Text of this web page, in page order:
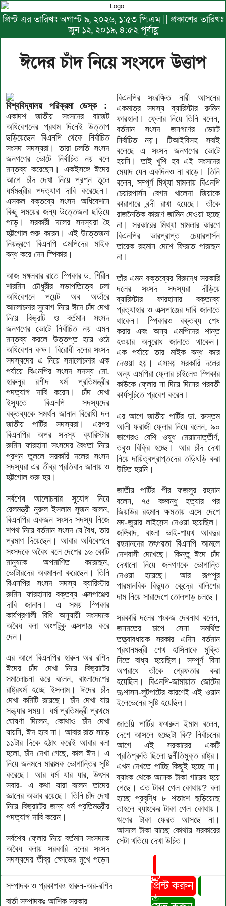
প্রিন্ট এর তারিখঃ অগাস্ট ৯, ২০২৬, ১:৫৩ পি.এম || প্রকাশের তারিখঃ
জুন ১২, ২০১৯, ৪:৫২ পূর্বাহ্ণ
ঈদের চাঁদ নিয়ে সংসদে উত্তাপ
বিশ্ববিদ্যালয় পরিক্রমা ডেস্ক :
একাদশ জাতীয় সংসদের বাজেট
অধিবেশনের প্রথম দিনেই উত্তাপ
ছড়িয়েছেন বিএনপি থেকে নির্বাচিত
সংসদ সদস্যরা। তারা চলতি সংসদ
জনগণের ভোটে নির্বাচিত নয় বলে
মন্তব্য করেছেন। একইসঙ্গে ঈদের
আগে চাঁদ দেখা নিয়ে প্রশ্ন তুলে
ধর্মমন্ত্রীর পদত্যাগ দাবি করেছেন।
এসকল বক্তব্যে সংসদ অধিবেশনে
কিছু সময়ের জন্য উত্তেজনা ছড়িয়ে
পড়ে। সরকারী দলের সদস্যরা হৈ
হট্টগোল শুরু করেন। এই উত্তেজনা
নিয়ন্ত্রণে বিএনপি এমপিদের মাইক
বন্ধ করে দেন স্পিকার।
আজ মঙ্গলবার রাতে স্পিকার ড. শিরীন
শারমিন চৌধুরীর সভাপতিত্বে চলা
অধিবেশনে পয়েন্ট অব অর্ডারে
আলোচনার সুযোগ নিয়ে ঈদে চাঁদ দেখা
নিয়ে বিভ্রাট ও বর্তমান সংসদ
জনগণের ভোটে নির্বাচিত নয় এমন
মন্তব্য করলে উত্তপ্ত হয়ে ওঠে
অধিবেশন কক্ষ। বিরোধী দলের সংসদ
সদস্যদের এ নিয়ে সমালোচনার এক
পর্যায়ে বিএনপির সংসদ সদস্য মো.
হারুনুর রশীদ ধর্ম প্রতিমন্ত্রীর
পদত্যাগ দাবি করেন। চাঁদ দেখা
ইস্যুতে বিএনপি সদস্যদের
বক্তব্যকে সমর্থন জানান বিরোধী দল
জাতীয় পার্টির সদস্যরা। এরপর
বিএনপির অপর সদস্য ব্যারিস্টার
রুমিন ফারহানা সংসদের বৈধতা নিয়ে
প্রশ্ন তুললে সরকারি দলের সংসদ
সদস্যরা এর তীব্র প্রতিবাদ জানায় ও
হট্টগোল শুরু হয়।
সর্বশেষ আলোচনার সুযোগ নিয়ে
রেলমন্ত্রী নুরুল ইসলাম সুজন বলেন,
বিএনপির একজন সংসদ সদস্য নিজে
শপথ নিয়ে বর্তমান সংসদ যে বৈধ, তার
প্রমাণ দিয়েছেন। আবার অধিবেশনে
সংসদকে অবৈধ বলে দেশের ১৬ কোটি
মানুষকে অপমাণিত করেছেন,
ভোটারদের অবমাননা করেছেন। তিনি
বিএনপির সংসদ সদস্য ব্যারিস্টার
রুমিন ফারহানার বক্তব্য এক্সপাঞ্জের
দাবি জানান। এ সময় স্পিকার
কার্যপ্রণালী বিধি অনুযায়ী সংসদকে
অবৈধ বলা অংশটুকু এক্সপাঞ্জ করে
দেন।
এর আগে বিএনপির হারুন অর রশিদ
ঈদের চাঁদ দেখা নিয়ে বিভ্রাটের
সমালোচনা করে বলেন, বাংলাদেশের
রাষ্ট্রধর্ম হচ্ছে ইসলাম। ঈদের চাঁদ
দেখা কমিটি রয়েছে। চাঁদ দেখা যায়
সন্ধ্যার সময়। ধর্ম প্রতিমন্ত্রী প্রথমে
ঘোষণা দিলেন, কোথাও চাঁদ দেখা
যায়নি, ঈদ হবে না। আবার রাত সাড়ে
১১টার দিকে হঠাৎ করেই আবার বলা
হলো, চাঁদ দেখা গেছে, কাল ঈদ। এ
নিয়ে জনমনে মারাত্মক ভোগান্তির সৃষ্টি
করেছে। আর ধর্ম যার যার, উৎসব
সবার- এ কথা যারা বলেন তাদের
জ্ঞানের অভাব রয়েছে। তিনি চাঁদ দেখা
নিয়ে বিভ্রাটের জন্য ধর্ম প্রতিমন্ত্রীর
পদত্যাগ দাবি করেন।
সর্বশেষ ফ্লোর নিয়ে বর্তমান সংসদকে
অবৈধ বলায় সরকারি দলের সংসদ
সদস্যদের তীব্র ক্ষোভের মুখে পড়েন
বিএনপির সংরক্ষিত নারী আসনের
একমাত্র সদস্য ব্যারিস্টার রুমিন
ফারহানা। ফ্লোর নিয়ে তিনি বলেন,
বর্তমান সংসদ জনগণের ভোটে
নির্বাচিত নয়। টিআইবিসহ সবাই
বলেছে এ সংসদ জনগণের ভোটে
হয়নি। তাই খুশি হব এই সংসদের
মেয়াদ যেন একদিনও না বাড়ে। তিনি
বলেন, সম্পূর্ণ মিথ্যা মামলায় বিএনপি
চেয়ারপার্সন বেগম খালেদা জিয়াকে
কারাগারে বন্দী রাখা হয়েছে। তাঁকে
রাজনৈতিক কারণে জামিন দেওয়া হচ্ছে
না। সরকারের মিথ্যা মামলার কারণে
বিএনপির ভারপ্রাপ্ত চেয়ারপার্সন
তারেক রহমান দেশে ফিরতে পারছেন
না।
তাঁর এমন বক্তব্যের বিরুদ্ধে সরকারি
দলের সংসদ সদস্যরা দাঁড়িয়ে
ব্যারিস্টার ফারহানার বক্তব্যে
প্রত্যাহার ও এক্সপাঞ্জের দাবি জানাতে
থাকেন। স্পিকারও বক্তব্য শেষ
করার এবং অন্য এমপিদের শান্ত
হওয়ার অনুরোধ জানাতে থাকেন।
এক পর্যায়ে তার মাইক বন্ধ করে
দেওয়া হয়। এসময় সরকারি দলের
অন্য এমপিরা ফ্লোর চাইলেও স্পিকার
কাউকে ফ্লোর না দিয়ে দিনের পরবর্তী
কার্যসূচিতে প্রবেশ করেন।
এর আগে জাতীয় পার্টির ডা. রুস্তম
আলী ফরাজী ফ্লোর নিয়ে বলেন, ৯০
ভাগেরও বেশি ওষুধ মেয়াদোত্তীর্ণ,
তবুও বিক্রি হচ্ছে। আর চাঁদ দেখা
নিয়ে দায়িত্বপ্রাপ্তদের তড়িঘড়ি করা
উচিত হয়নি।
জাতীয় পার্টির পীর ফজলুর রহমান
বলেন, ৭৫ বঙ্গবন্ধু হত্যার পর
জিয়াউর রহমান ক্ষমতায় এসে দেশে
মদ-জুয়ার লাইসেন্স দেওয়া হয়েছিল।
জঙ্গিবাদ, বাংলা ভাই-শায়খ আবদুর
রহমানদের তৎপরতা বিএনপি আমলে
দেশবাসী দেখেছে। কিন্তু ঈদে চাঁদ
দেখানো নিয়ে জনগণকে ভোগান্তি
দেওয়া হয়েছে। আর রূপপুর
পারমানবিক বিদ্যুত কেন্দ্রে বালিশের
দাম নিয়ে সারাদেশে তোলপাড় চলছে।
সরকারি দলের পংকজ দেবনাথ বলেন,
জনমতের চাপে সেনা সমর্থিত
তত্ত্বাবধায়ক সরকার এদিন বর্তমান
প্রধানমন্ত্রী শেখ হাসিনাকে মুক্তি
দিতে বাধ্য হয়েছিল। সম্পূর্ণ বিনা
অপরাধে তাঁকে গ্রেফতার করা
হয়েছিল। বিএনপি-জামায়াত জোটের
দুঃশাসন-লুটপাটের কারণেই এই ওয়ান
ইলেভেনের সৃষ্টি হয়েছিল।
জাতয়ি পার্টির ফখরুল ইমাম বলেন,
দেশে আসলে হচ্ছেটা কি? নির্বাচনের
আগে এই সরকারের একটি
প্রতিশ্রুতি ছিলো দুর্নীতিমুক্ত রাষ্ট্র।
এখন দেখতে পাচ্ছি কিছুই হচ্ছে না।
ব্যাংক থেকে অনেক টাকা গায়েব হয়ে
গেছে। এত টাকা গেল কোথায়? বলা
হচ্ছে প্রবৃদ্ধি ৮ শতাংশ ছড়িয়েছে
তাহলে ব্যাংকের টাকা গেল কোথায়।
ঋণের টাকা ফেরত আসছে না।
আসলে টাকা যাচ্ছে কোথায় সরকারের
সেটা খতিয়ে দেখা উচিত।
সম্পাদক ও প্রকাশকঃ হারুন-অর-রশিদ
বার্তা সম্পাদকঃ আশিক সরকার
প্রিন্ট করুন